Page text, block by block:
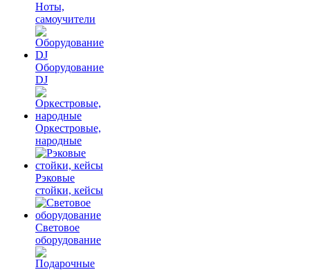
Ноты,
самоучители
Оборудование
DJ
Оркестровые,
народные
Рэковые
стойки, кейсы
Световое
оборудование